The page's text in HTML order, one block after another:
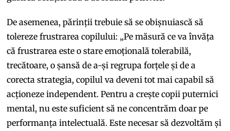
De asemenea, părinții trebuie să se obișnuiască să
tolereze frustrarea copilului: „Pe măsură ce va învăța
că frustrarea este o stare emoțională tolerabilă,
trecătoare, o șansă de a-și regrupa forțele și de a
corecta strategia, copilul va deveni tot mai capabil să
acționeze independent. Pentru a crește copii puternici
mental, nu este suficient să ne concentrăm doar pe
performanța intelectuală. Este necesar să dezvoltăm și